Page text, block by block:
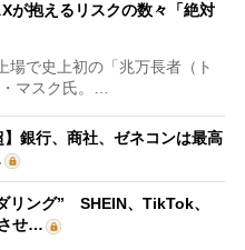
が抱えるリスクの数々「絶対
で史上初の「兆万長者（ト
マスク氏。…
】銀行、商社、ゼネコンは最高
リング” SHEIN、TikTok、
せ…